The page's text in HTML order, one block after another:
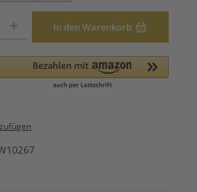
In den Warenkorb